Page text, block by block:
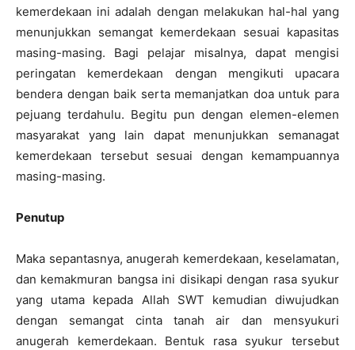
kemerdekaan ini adalah dengan melakukan hal-hal yang
menunjukkan semangat kemerdekaan sesuai kapasitas
masing-masing. Bagi pelajar misalnya, dapat mengisi
peringatan kemerdekaan dengan mengikuti upacara
bendera dengan baik serta memanjatkan doa untuk para
pejuang terdahulu. Begitu pun dengan elemen-elemen
masyarakat yang lain dapat menunjukkan semanagat
kemerdekaan tersebut sesuai dengan kemampuannya
masing-masing.
Penutup
Maka sepantasnya, anugerah kemerdekaan, keselamatan,
dan kemakmuran bangsa ini disikapi dengan rasa syukur
yang utama kepada Allah SWT kemudian diwujudkan
dengan semangat cinta tanah air dan mensyukuri
anugerah kemerdekaan. Bentuk rasa syukur tersebut